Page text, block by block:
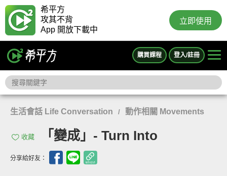
希平方
攻其不背
App 開放下載中
立即使用
購買課程 登入/註冊
生活會話 Life Conversation / 動作相關 Movements
收藏 「變成」- Turn Into
分享給好友：